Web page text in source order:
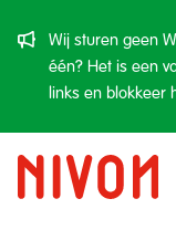
Wij sturen geen
één? Het is een
links en blokkeer
Resultaten
Soort activiteit